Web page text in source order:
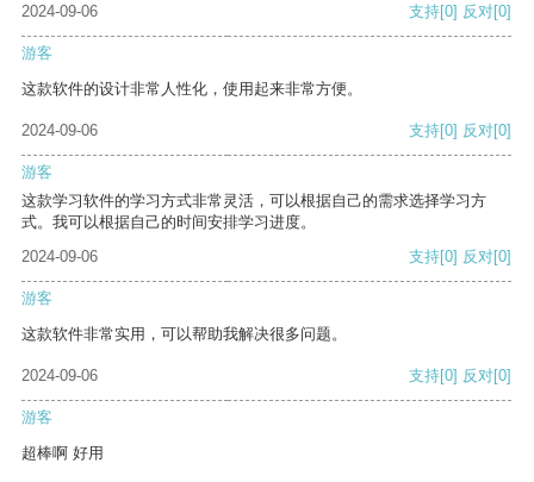
2024-09-06
支持[0] 反对[0]
游客
这款软件的设计非常人性化，使用起来非常方便。
2024-09-06 支持[0] 反对[0]
游客
这款学习软件的学习方式非常灵活，可以根据自己的需求选择学习方
式。我可以根据自己的时间安排学习进度。
2024-09-06
支持[0] 反对[0]
游客
这款软件非常实用，可以帮助我解决很多问题。
2024-09-06 支持[0] 反对[0]
游客
超棒啊 好用